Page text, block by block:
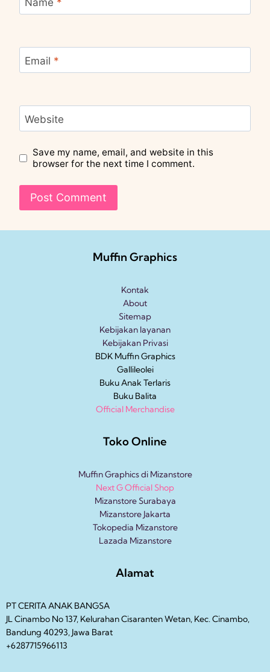
Email *
Website
Save my name, email, and website in this
browser for the next time I comment.
Muffin Graphics
Kontak
About
Sitemap
Kebijakan layanan
Kebijakan Privasi
BDK Muffin Graphics
Gallileolei
Buku Anak Terlaris
Buku Balita
Official Merchandise
Toko Online
Muffin Graphics di Mizanstore
Next G Official Shop
Mizanstore Surabaya
Mizanstore Jakarta
Tokopedia Mizanstore
Lazada Mizanstore
Alamat
PT CERITA ANAK BANGSA
JL Cinambo No 137, Kelurahan Cisaranten Wetan, Kec. Cinambo,
Bandung 40293, Jawa Barat
+6287715966113